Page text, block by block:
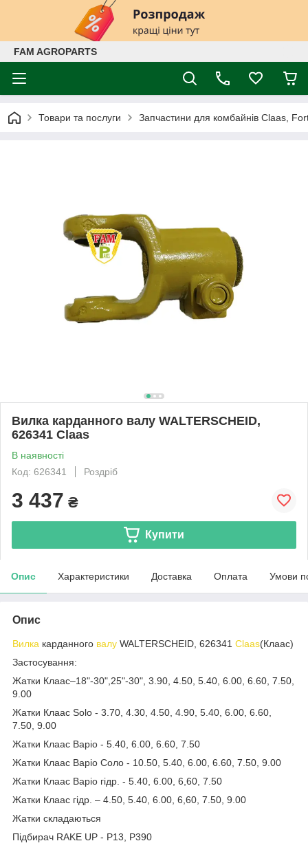
FAM AGROPARTS
Товари та послуги Запчастини для комбайнів Claas,
Вилка карданного валу WALTERSCHEID,
626341 Claas
В наявності
Код: 626341
Роздріб
3 437 ₴
Купити
Опис Характеристики Доставка Оплата Умови
Опис
Вилка карданного валу WALTERSCHEID, 626341 Claas(Клаас)
Застосування:
Жатки Клаас–18"-30",25"-30", 3.90, 4.50, 5.40, 6.00, 6.60, 7.50,
9.00
Жатки Клаас Solo - 3.70, 4.30, 4.50, 4.90, 5.40, 6.00, 6.60,
7.50, 9.00
Жатки Клаас Варіо - 5.40, 6.00, 6.60, 7.50
Жатки Клаас Варіо Соло - 10.50, 5.40, 6.00, 6.60, 7.50, 9.00
Жатки Клаас Варіо гідр. - 5.40, 6.00, 6,60, 7.50
Жатки Клаас гідр. – 4.50, 5.40, 6.00, 6,60, 7.50, 9.00
Жатки складаються
Підбирач RAKE UP - P13, P390